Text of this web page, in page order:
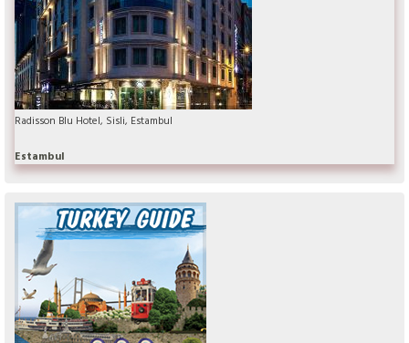
Radisson Blu Hotel, Sisli, Estambul
Estambul